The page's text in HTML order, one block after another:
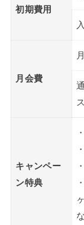
初期費用
月会費
ス
キャンペー
ン特典